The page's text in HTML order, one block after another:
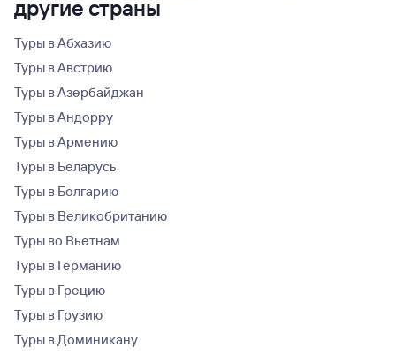
другие страны
Туры в Абхазию
Туры в Австрию
Туры в Азербайджан
Туры в Андорру
Туры в Армению
Туры в Беларусь
Туры в Болгарию
Туры в Великобританию
Туры во Вьетнам
Туры в Германию
Туры в Грецию
Туры в Грузию
Туры в Доминикану